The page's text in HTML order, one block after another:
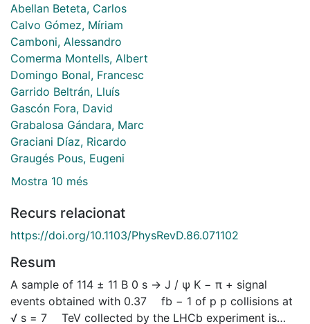
Abellan Beteta, Carlos
Calvo Gómez, Míriam
Camboni, Alessandro
Comerma Montells, Albert
Domingo Bonal, Francesc
Garrido Beltrán, Lluís
Gascón Fora, David
Grabalosa Gándara, Marc
Graciani Díaz, Ricardo
Graugés Pous, Eugeni
Mostra 10 més
Recurs relacionat
https://doi.org/10.1103/PhysRevD.86.071102
Resum
A sample of 114 ± 11 B 0 s → J / ψ K − π + signal
events obtained with 0.37 fb − 1 of p p collisions at
√ s = 7 TeV collected by the LHCb experiment is